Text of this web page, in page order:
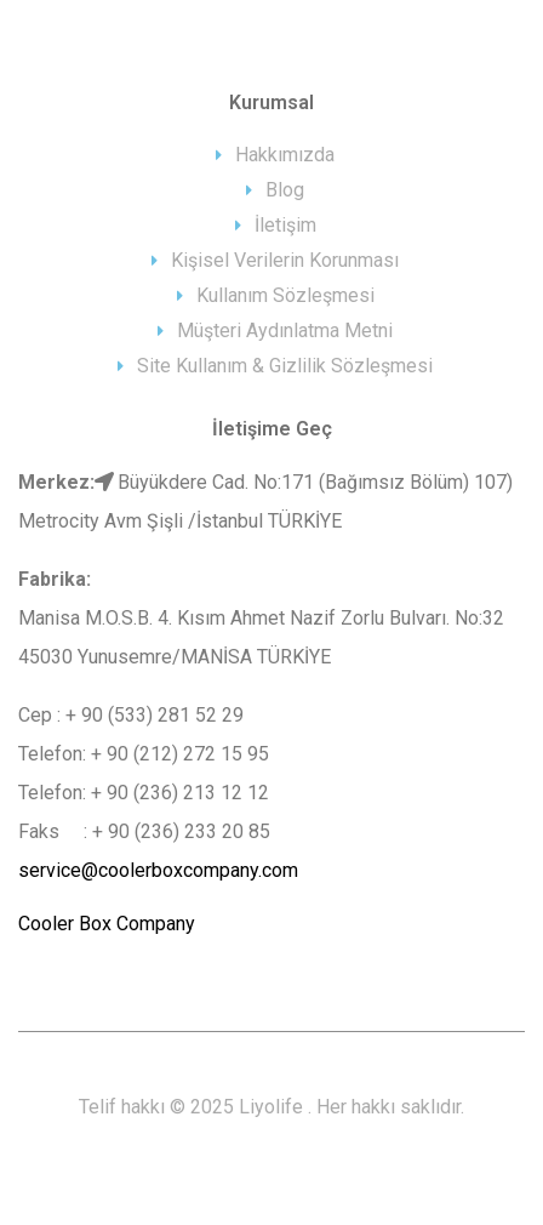
Kurumsal
Hakkımızda
Blog
İletişim
Kişisel Verilerin Korunması
Kullanım Sözleşmesi
Müşteri Aydınlatma Metni
Site Kullanım & Gizlilik Sözleşmesi
İletişime Geç
Merkez:
Büyükdere Cad. No:171 (Bağımsız Bölüm) 107)
Metrocity Avm Şişli /İstanbul TÜRKİYE
Fabrika:
Manisa M.O.S.B. 4. Kısım Ahmet Nazif Zorlu Bulvarı. No:32
45030 Yunusemre/MANİSA TÜRKİYE
Cep : + 90 (533) 281 52 29
Telefon: + 90 (212) 272 15 95
Telefon: + 90 (236) 213 12 12
Faks : + 90 (236) 233 20 85
service@coolerboxcompany.com
Cooler Box Company
Telif hakkı © 2025 Liyolife . Her hakkı saklıdır.